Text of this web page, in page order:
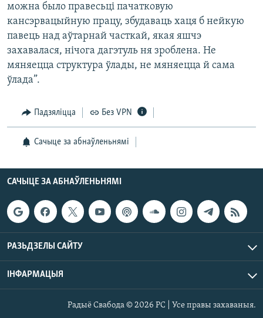
можна было правесьці пачатковую
кансэрвацыйную працу, збудаваць хаця б нейкую
павець над аўтарнай часткай, якая яшчэ
захавалася, нічога дагэтуль ня зроблена. Не
мяняецца структура ўлады, не мяняецца й сама
ўлада”.
Падзяліцца Без VPN
Сачыце за абнаўленьнямі
САЧЫЦЕ ЗА АБНАЎЛЕНЬНЯМІ
РАЗЬДЗЕЛЫ САЙТУ
ІНФАРМАЦЫЯ
Радыё Свабода © 2026 РС | Усе правы захаваныя.